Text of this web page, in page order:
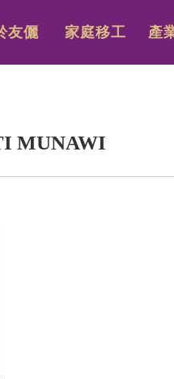
友儷 家庭移工 產
MUNAWI